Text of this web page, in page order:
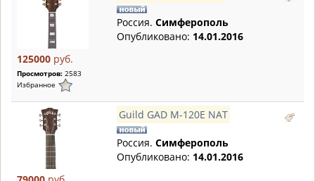
125000 руб.
Просмотров: 2583
Избранное
Россия. Симферополь
Опубликовано: 14.01.2016
Guild GAD M-120E NAT
Россия. Симферополь
Опубликовано: 14.01.2016